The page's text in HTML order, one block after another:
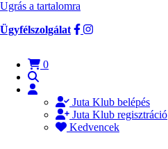
Ugrás a tartalomra
Ügyfélszolgálat
0
Juta Klub belépés
Juta Klub regisztráció
Kedvencek